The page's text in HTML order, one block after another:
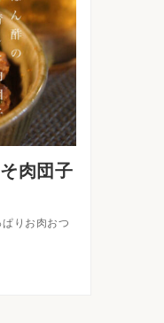
肉団子
りお肉おつ